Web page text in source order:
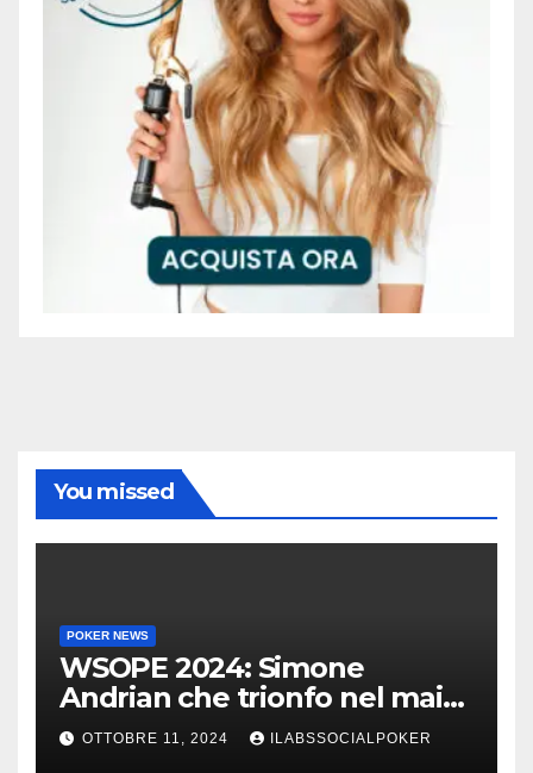
You missed
POKER NEWS
WSOPE 2024: Simone
Andrian che trionfo nel main
event al King’s
OTTOBRE 11, 2024 ILABSSOCIALPOKER